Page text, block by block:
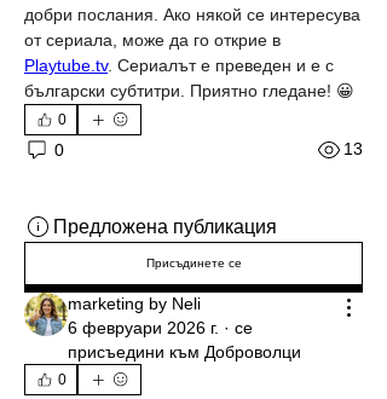
добри послания. Ако някой се интересува
Playtube.tv. Сериалът е преведен и е с
български субтитри. Приятно гледане! 😀
0
0 13
Предложена публикация
Присъдинете се
marketing by Neli
6 февруари 2026 г. · се
присъедини към Доброволци
0